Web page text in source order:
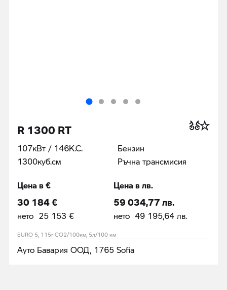
R 1300 RT
107кВт / 146К.С.
1300куб.cм
Бензин
Ръчна трансмисия
Цена в €
30 184 €
нето 25 153 €
Цена в лв.
59 034,77 лв.
нето 49 195,64 лв.
EURO 5, 115г CO2/100км, 5л/100 км
Ауто Бавария ООД, 1765 Sofia